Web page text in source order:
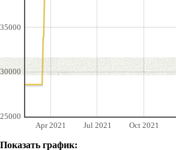
Apr 2021 Jul 2021 Oct 2021
25000
30000
35000
Показать график: